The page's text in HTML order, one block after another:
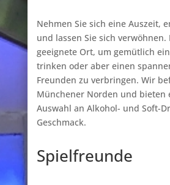
Nehmen Sie sich eine Auszeit,
und lassen Sie sich verwöhnen.
geeignete Ort, um gemütlich
trinken oder aber einen
Freunden zu verbringen. Wir
Münchener Norden und bieten
Auswahl an Alkohol- und Soft-
Geschmack.
Spielfreunde